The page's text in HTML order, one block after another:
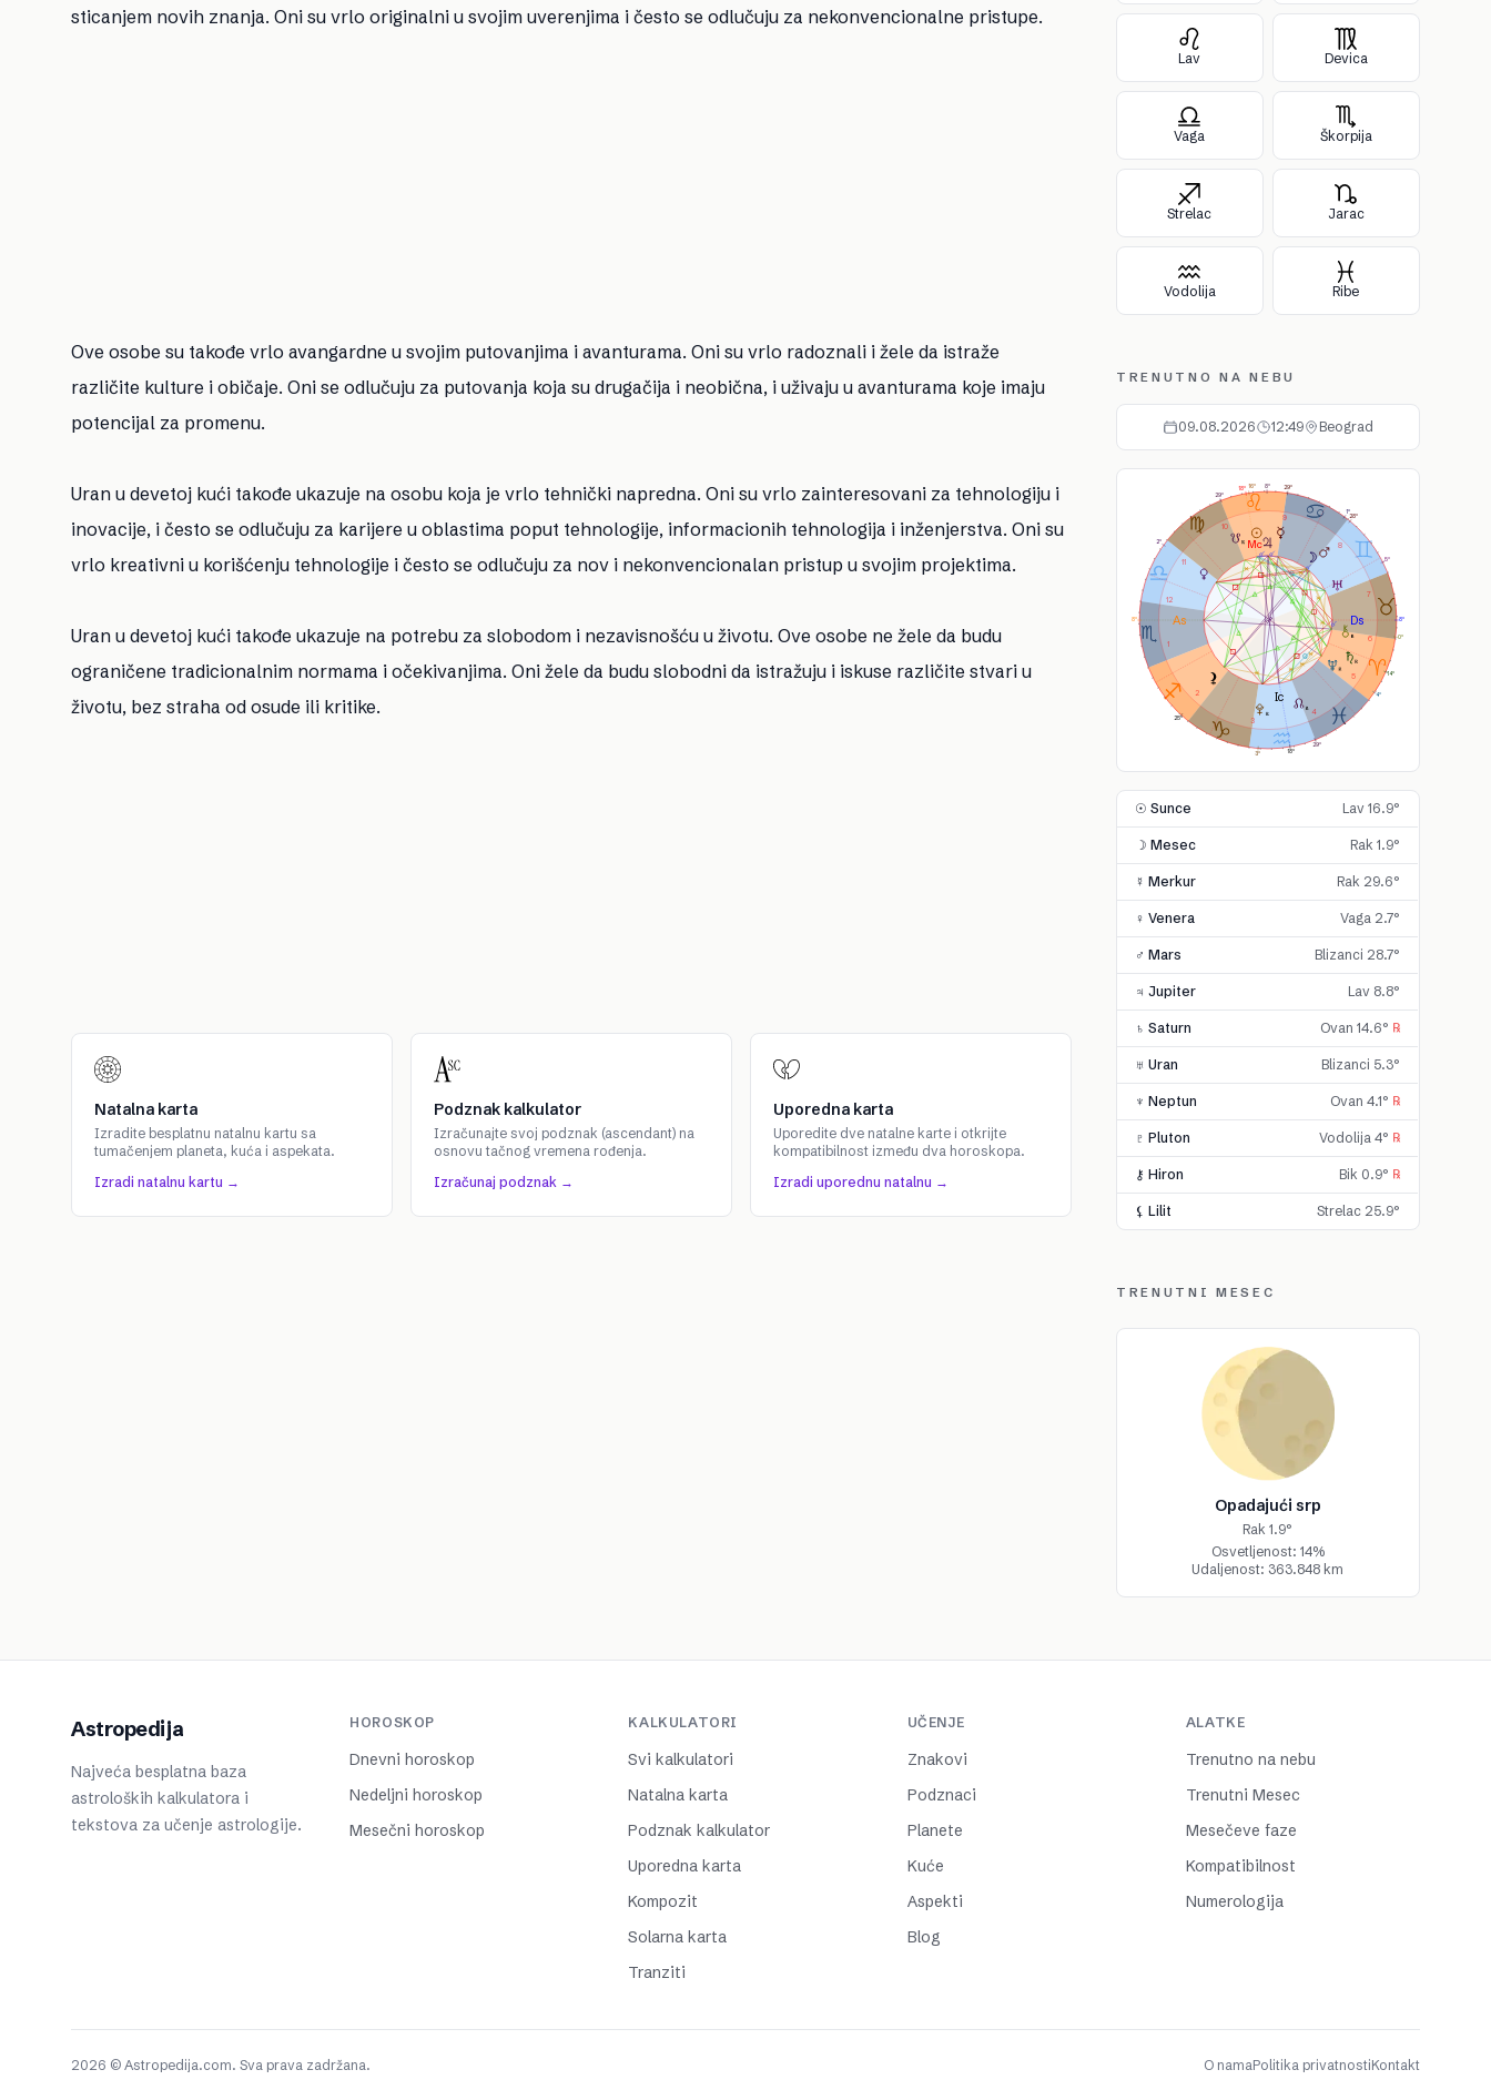
sticanjem novih znanja. Oni su vrlo originalni u svojim uverenjima i često se odlučuju za nekonvencionalne pristupe.
Ove osobe su takođe vrlo avangardne u svojim putovanjima i avanturama. Oni su vrlo radoznali i žele da istraže
različite kulture i običaje. Oni se odlučuju za putovanja koja su drugačija i neobična, i uživaju u avanturama koje imaju
potencijal za promenu.
Uran u devetoj kući takođe ukazuje na osobu koja je vrlo tehnički napredna. Oni su vrlo zainteresovani za tehnologiju i
inovacije, i često se odlučuju za karijere u oblastima poput tehnologije, informacionih tehnologija i inženjerstva. Oni su
vrlo kreativni u korišćenju tehnologije i često se odlučuju za nov i nekonvencionalan pristup u svojim projektima.
Uran u devetoj kući takođe ukazuje na potrebu za slobodom i nezavisnošću u životu. Ove osobe ne žele da budu
ograničene tradicionalnim normama i očekivanjima. Oni žele da budu slobodni da istražuju i iskuse različite stvari u
životu, bez straha od osude ili kritike.
Natalna karta
Izradite besplatnu natalnu kartu sa
tumačenjem planeta, kuća i aspekata.
Izradi natalnu kartu →
Podznak kalkulator
Izračunajte svoj podznak (ascendant) na
osnovu tačnog vremena rođenja.
Izračunaj podznak →
Uporedna karta
Uporedite dve natalne karte i otkrijte
kompatibilnost između dva horoskopa.
Izradi uporednu natalnu →
Lav Devica
Vaga Škorpija
Strelac Jarac
Vodolija Ribe
TRENUTNO NA NEBU
09.08.2026 12:49 Beograd
1
2
3
4
5
6
7
8
9
10
11
12
16°
1°
29°
2°
28°
8°
14°
5°
4°
3°
29°
0°
8°
18°
8°
18°
25°
29°
☉ Sunce Lav 16.9°
☽ Mesec Rak 1.9°
☿ Merkur Rak 29.6°
♀ Venera Vaga 2.7°
♂ Mars Blizanci 28.7°
♃ Jupiter Lav 8.8°
♄ Saturn Ovan 14.6° ℞
♅ Uran Blizanci 5.3°
♆ Neptun Ovan 4.1° ℞
♇ Pluton Vodolija 4° ℞
⚷ Hiron Bik 0.9° ℞
⚸ Lilit Strelac 25.9°
TRENUTNI MESEC
Opadajući srp
Rak 1.9°
Osvetljenost: 14%
Udaljenost: 363.848 km
Astropedija
Najveća besplatna baza
astroloških kalkulatora i
tekstova za učenje astrologije.
HOROSKOP
Dnevni horoskop
Nedeljni horoskop
Mesečni horoskop
KALKULATORI
Svi kalkulatori
Natalna karta
Podznak kalkulator
Uporedna karta
Kompozit
Solarna karta
Tranziti
UČENJE
Znakovi
Podznaci
Planete
Kuće
Aspekti
Blog
ALATKE
Trenutno na nebu
Trenutni Mesec
Mesečeve faze
Kompatibilnost
Numerologija
2026 © Astropedija.com. Sva prava zadržana. O namaPolitika privatnostiKontakt